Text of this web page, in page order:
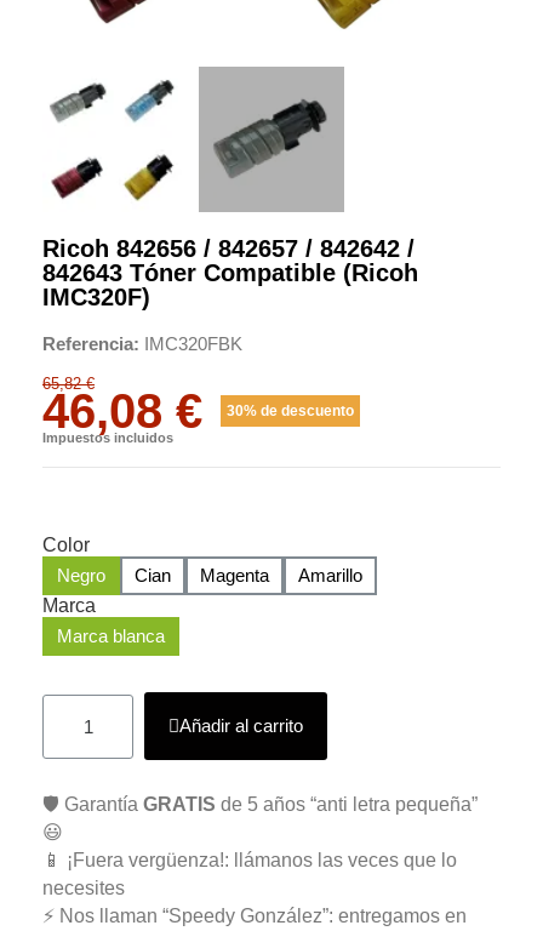
Ricoh 842656 / 842657 / 842642 /
842643 Tóner Compatible (Ricoh
IMC320F)
Referencia IMC320FBK
65,82 €
46,08 € 30% de descuento
Impuestos incluidos
Color
Negro
Cian Magenta
Amarillo
Marca
Marca blanca
Añadir al carrito
🛡️ Garantía GRATIS de 5 años “anti letra pequeña”
😃
📱 ¡Fuera vergüenza!: llámanos las veces que lo
necesites
⚡ Nos llaman “Speedy González”: entregamos en